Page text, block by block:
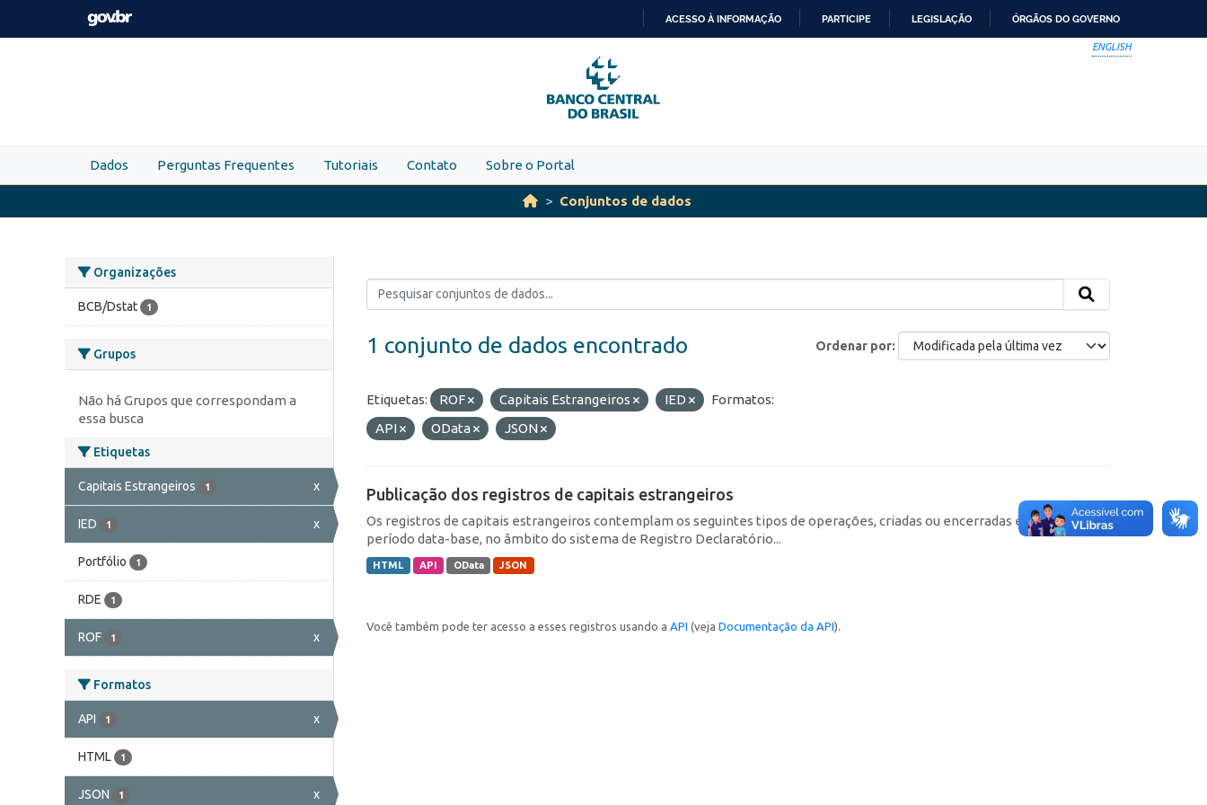
Skip to main content
PARA
O
CONTEÚDO
ACESSO À INFORMAÇÃO PARTICIPE LEGISLAÇÃO ÓRGÃOS DO GOVERNO
ENGLISH
Dados Perguntas Frequentes Tutoriais Contato Sobre o Portal
Conjuntos de dados
Organizações
BCB/Dstat 1
Grupos
Não há Grupos que correspondam a
essa busca
Etiquetas
Capitais Estrangeiros 1 x
IED 1 x
Portfólio 1
RDE 1
ROF 1 x
Formatos
API 1 x
HTML 1
JSON 1 x
Ordenar por
1 conjunto de dados encontrado
Etiquetas: ROF Capitais Estrangeiros IED
Formatos:
API
OData JSON
Publicação dos registros de capitais estrangeiros
Os registros de capitais estrangeiros contemplam os seguintes tipos de operações, criadas ou encerradas em cada
período data-base, no âmbito do sistema de Registro Declaratório...
HTML API OData JSON
Você também pode ter acesso a esses registros usando a API (veja Documentação da API).